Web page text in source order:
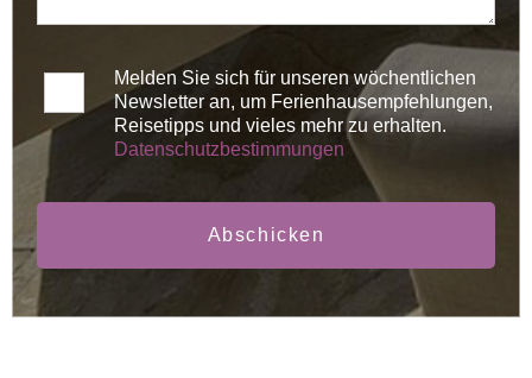
Melden Sie sich für unseren wöchentlichen
Newsletter an, um Ferienhausempfehlungen,
Reisetipps und vieles mehr zu erhalten.
Datenschutzbestimmungen
Abschicken